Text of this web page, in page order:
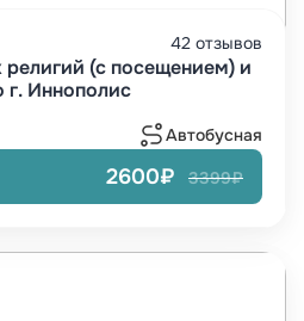
42 отзывов
(с посещением) и
г. Иннополис
Автобусная
2600₽ 3399₽